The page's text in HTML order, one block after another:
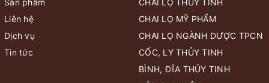
Sản phẩm
Liên hệ
Dịch vụ
Tin tức
CHAI LỌ THỦY TINH
CHAI LỌ MỸ PHẨM
CHAI LỌ NGÀNH DƯỢC TPCN
CỐC, LY THỦY TINH
BÌNH, ĐĨA THỦY TINH